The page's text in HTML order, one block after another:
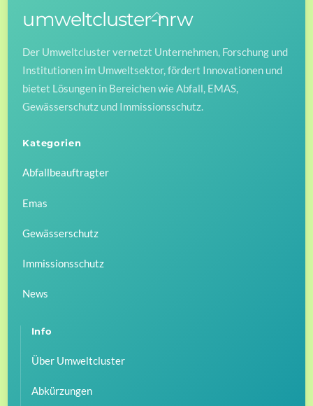
Back
Top
umweltcluster-nrw
Der Umweltcluster vernetzt Unternehmen, Forschung und
Institutionen im Umweltsektor, fördert Innovationen und
bietet Lösungen in Bereichen wie Abfall, EMAS,
Gewässerschutz und Immissionsschutz.
Kategorien
Abfallbeauftragter
Emas
Gewässerschutz
Immissionsschutz
News
Info
Über Umweltcluster
Abkürzungen